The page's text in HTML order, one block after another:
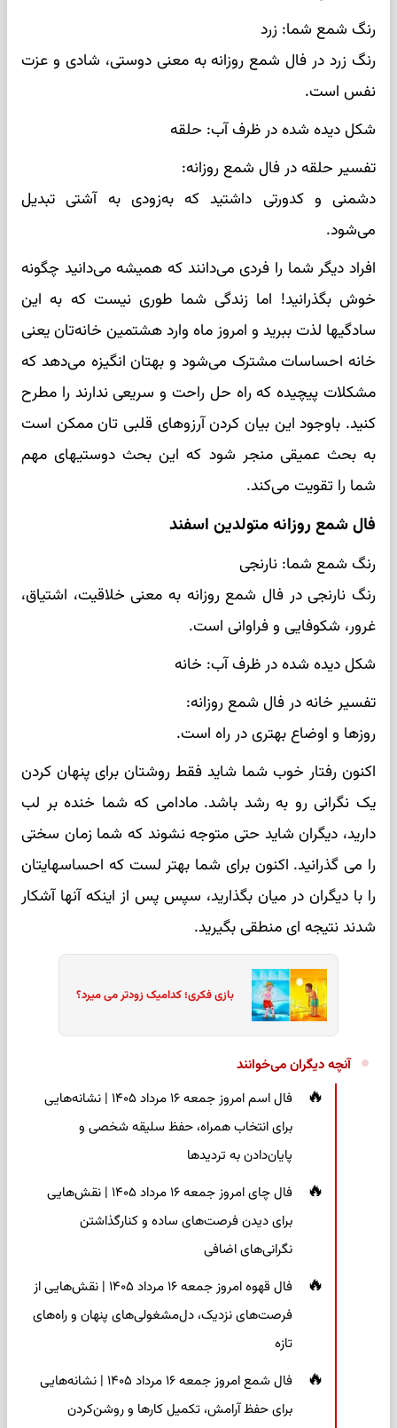
رنگ شمع شما: زرد
رنگ زرد در فال شمع روزانه به معنی دوستی، شادی و عزت
نفس است.
شکل دیده شده در ظرف آب: حلقه
تفسیر حلقه در فال شمع روزانه:
دشمنی و کدورتی داشتید که به‌زودی به آشتی تبدیل
می‌شود.
افراد دیگر شما را فردی می‌دانند که همیشه می‌دانید چگونه
خوش بگذرانید! اما زندگی شما طوری نیست که به این
سادگیها لذت ببرید و امروز ماه وارد هشتمین خانه‌تان یعنی
خانه احساسات مشترک می‌شود و بهتان انگیزه می‌دهد که
مشکلات پیچیده که راه حل راحت و سریعی ندارند را مطرح
کنید. باوجود این بیان کردن آرزوهای قلبی تان ممکن است
به بحث عمیقی منجر شود که این بحث دوستیهای مهم
شما را تقویت می‌کند.
فال شمع روزانه متولدین اسفند
رنگ شمع شما: نارنجی
رنگ نارنجی در فال شمع روزانه به معنی خلاقیت، اشتیاق،
غرور، شکوفایی و فراوانی است.
شکل دیده شده در ظرف آب: خانه
تفسیر خانه در فال شمع روزانه:
روزها و اوضاع بهتری در راه است.
اکنون رفتار خوب شما شاید فقط روشتان برای پنهان کردن
یک نگرانی رو به رشد باشد. مادامی که شما خنده بر لب
دارید، دیگران شاید حتی متوجه نشوند که شما زمان سختی
را می گذرانید. اکنون برای شما بهتر لست که احساسهایتان
را با دیگران در میان بگذارید، سپس پس از اینکه آنها آشکار
شدند نتیجه ای منطقی بگیرید.
بازی فکری؛ کدامیک زودتر می میرد؟
آنچه دیگران می‌خوانند
فال اسم امروز جمعه ۱۶ مرداد ۱۴۰۵ | نشانه‌هایی
برای انتخاب همراه، حفظ سلیقه شخصی و
پایان‌دادن به تردیدها
فال چای امروز جمعه ۱۶ مرداد ۱۴۰۵ | نقش‌هایی
برای دیدن فرصت‌های ساده و کنارگذاشتن
نگرانی‌های اضافی
فال قهوه امروز جمعه ۱۶ مرداد ۱۴۰۵ | نقش‌هایی از
فرصت‌های نزدیک، دل‌مشغولی‌های پنهان و راه‌های
تازه
فال شمع امروز جمعه ۱۶ مرداد ۱۴۰۵ | نشانه‌هایی
برای حفظ آرامش، تکمیل کارها و روشن‌کردن